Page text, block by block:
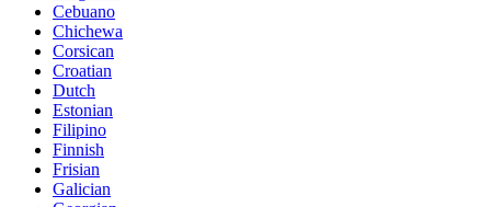
Cebuano
Chichewa
Corsican
Croatian
Dutch
Estonian
Filipino
Finnish
Frisian
Galician